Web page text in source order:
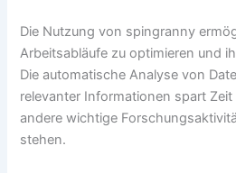
Die Nutzung von spingranny
Arbeitsabläufe zu optimieren und
Die automatische Analyse von
relevanter Informationen spart
andere wichtige
stehen.